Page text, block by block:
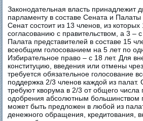
Законодательная власть принадлежит
парламенту в составе Сената и Палаты
Сенат состоит из 13 членов, из
согласованию с правительством, а 3 –
Палата представителей в составе 15
всеобщим голосованием на 5 лет по
Избирательное право – с 18 лет. Для
конституцию, введения или отмены
требуется обязательное голосование
поддержка 2/3 членов каждой из
требуют кворума в 2/3 от общего числа
одобрения абсолютным большинством
может быть предложен в любой из
денежного обращения, кредитования,